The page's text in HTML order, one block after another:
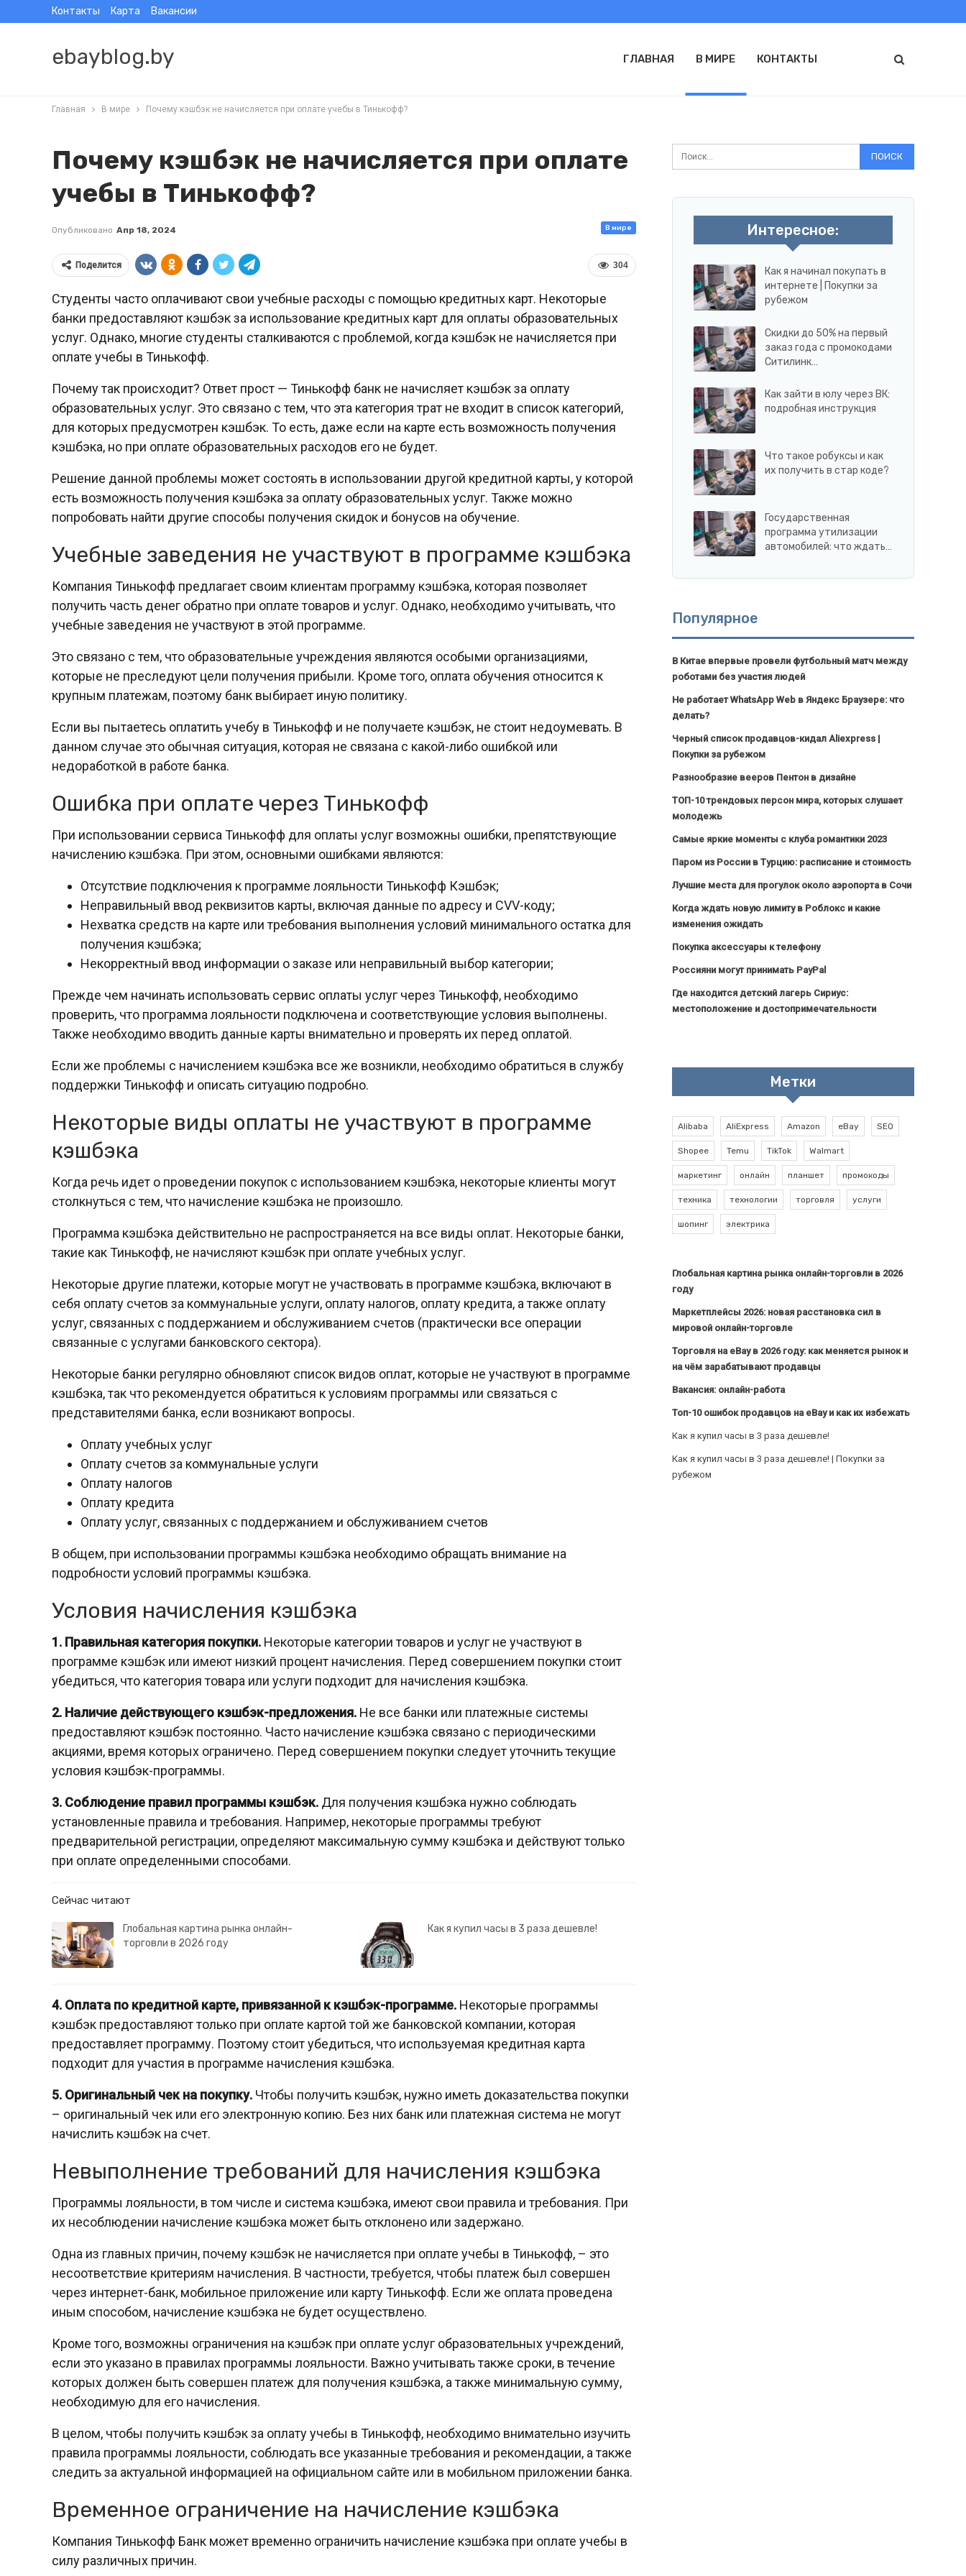
Контакты Карта Вакансии
ebayblog.by ГЛАВНАЯ В МИРЕ КОНТАКТЫ
Главная В мире Почему кэшбэк не начисляется при оплате учебы в Тинькофф?
Почему кэшбэк не начисляется при оплате
учебы в Тинькофф?
В мире
Опубликовано Апр 18, 2024
304
Поделится
Студенты часто оплачивают свои учебные расходы с помощью кредитных карт. Некоторые
банки предоставляют кэшбэк за использование кредитных карт для оплаты образовательных
услуг. Однако, многие студенты сталкиваются с проблемой, когда кэшбэк не начисляется при
оплате учебы в Тинькофф.
Почему так происходит? Ответ прост — Тинькофф банк не начисляет кэшбэк за оплату
образовательных услуг. Это связано с тем, что эта категория трат не входит в список категорий,
для которых предусмотрен кэшбэк. То есть, даже если на карте есть возможность получения
кэшбэка, но при оплате образовательных расходов его не будет.
Решение данной проблемы может состоять в использовании другой кредитной карты, у которой
есть возможность получения кэшбэка за оплату образовательных услуг. Также можно
попробовать найти другие способы получения скидок и бонусов на обучение.
Учебные заведения не участвуют в программе кэшбэка
Компания Тинькофф предлагает своим клиентам программу кэшбэка, которая позволяет
получить часть денег обратно при оплате товаров и услуг. Однако, необходимо учитывать, что
учебные заведения не участвуют в этой программе.
Это связано с тем, что образовательные учреждения являются особыми организациями,
которые не преследуют цели получения прибыли. Кроме того, оплата обучения относится к
крупным платежам, поэтому банк выбирает иную политику.
Если вы пытаетесь оплатить учебу в Тинькофф и не получаете кэшбэк, не стоит недоумевать. В
данном случае это обычная ситуация, которая не связана с какой-либо ошибкой или
недоработкой в работе банка.
Ошибка при оплате через Тинькофф
При использовании сервиса Тинькофф для оплаты услуг возможны ошибки, препятствующие
начислению кэшбэка. При этом, основными ошибками являются:
Отсутствие подключения к программе лояльности Тинькофф Кэшбэк;
Неправильный ввод реквизитов карты, включая данные по адресу и CVV-коду;
Нехватка средств на карте или требования выполнения условий минимального остатка для
получения кэшбэка;
Некорректный ввод информации о заказе или неправильный выбор категории;
Прежде чем начинать использовать сервис оплаты услуг через Тинькофф, необходимо
проверить, что программа лояльности подключена и соответствующие условия выполнены.
Также необходимо вводить данные карты внимательно и проверять их перед оплатой.
Если же проблемы с начислением кэшбэка все же возникли, необходимо обратиться в службу
поддержки Тинькофф и описать ситуацию подробно.
Некоторые виды оплаты не участвуют в программе
кэшбэка
Когда речь идет о проведении покупок с использованием кэшбэка, некоторые клиенты могут
столкнуться с тем, что начисление кэшбэка не произошло.
Программа кэшбэка действительно не распространяется на все виды оплат. Некоторые банки,
такие как Тинькофф, не начисляют кэшбэк при оплате учебных услуг.
Некоторые другие платежи, которые могут не участвовать в программе кэшбэка, включают в
себя оплату счетов за коммунальные услуги, оплату налогов, оплату кредита, а также оплату
услуг, связанных с поддержанием и обслуживанием счетов (практически все операции
связанные с услугами банковского сектора).
Некоторые банки регулярно обновляют список видов оплат, которые не участвуют в программе
кэшбэка, так что рекомендуется обратиться к условиям программы или связаться с
представителями банка, если возникают вопросы.
Оплату учебных услуг
Оплату счетов за коммунальные услуги
Оплату налогов
Оплату кредита
Оплату услуг, связанных с поддержанием и обслуживанием счетов
В общем, при использовании программы кэшбэка необходимо обращать внимание на
подробности условий программы кэшбэка.
Условия начисления кэшбэка
1. Правильная категория покупки. Некоторые категории товаров и услуг не участвуют в
программе кэшбэк или имеют низкий процент начисления. Перед совершением покупки стоит
убедиться, что категория товара или услуги подходит для начисления кэшбэка.
2. Наличие действующего кэшбэк-предложения. Не все банки или платежные системы
предоставляют кэшбэк постоянно. Часто начисление кэшбэка связано с периодическими
акциями, время которых ограничено. Перед совершением покупки следует уточнить текущие
условия кэшбэк-программы.
3. Соблюдение правил программы кэшбэк. Для получения кэшбэка нужно соблюдать
установленные правила и требования. Например, некоторые программы требуют
предварительной регистрации, определяют максимальную сумму кэшбэка и действуют только
при оплате определенными способами.
Сейчас читают
Глобальная картина рынка онлайн-
торговли в 2026 году
Как я купил часы в 3 раза дешевле!
4. Оплата по кредитной карте, привязанной к кэшбэк-программе. Некоторые программы
кэшбэк предоставляют только при оплате картой той же банковской компании, которая
предоставляет программу. Поэтому стоит убедиться, что используемая кредитная карта
подходит для участия в программе начисления кэшбэка.
5. Оригинальный чек на покупку. Чтобы получить кэшбэк, нужно иметь доказательства покупки
– оригинальный чек или его электронную копию. Без них банк или платежная система не могут
начислить кэшбэк на счет.
Невыполнение требований для начисления кэшбэка
Программы лояльности, в том числе и система кэшбэка, имеют свои правила и требования. При
их несоблюдении начисление кэшбэка может быть отклонено или задержано.
Одна из главных причин, почему кэшбэк не начисляется при оплате учебы в Тинькофф, – это
несоответствие критериям начисления. В частности, требуется, чтобы платеж был совершен
через интернет-банк, мобильное приложение или карту Тинькофф. Если же оплата проведена
иным способом, начисление кэшбэка не будет осуществлено.
Кроме того, возможны ограничения на кэшбэк при оплате услуг образовательных учреждений,
если это указано в правилах программы лояльности. Важно учитывать также сроки, в течение
которых должен быть совершен платеж для получения кэшбэка, а также минимальную сумму,
необходимую для его начисления.
В целом, чтобы получить кэшбэк за оплату учебы в Тинькофф, необходимо внимательно изучить
правила программы лояльности, соблюдать все указанные требования и рекомендации, а также
следить за актуальной информацией на официальном сайте или в мобильном приложении банка.
Временное ограничение на начисление кэшбэка
Компания Тинькофф Банк может временно ограничить начисление кэшбэка при оплате учебы в
силу различных причин.
Интересное:
Как я начинал покупать в
интернете | Покупки за
рубежом
Скидки до 50% на первый
заказ года с промокодами
Ситилинк…
Как зайти в юлу через ВК:
подробная инструкция
Что такое робуксы и как
их получить в стар коде?
Государственная
программа утилизации
автомобилей: что ждать…
Популярное
В Китае впервые провели футбольный матч между
роботами без участия людей
Не работает WhatsApp Web в Яндекс Браузере: что
делать?
Черный список продавцов-кидал Aliexpress |
Покупки за рубежом
Разнообразие вееров Пентон в дизайне
ТОП-10 трендовых персон мира, которых слушает
молодежь
Самые яркие моменты с клуба романтики 2023
Паром из России в Турцию: расписание и стоимость
Лучшие места для прогулок около аэропорта в Сочи
Когда ждать новую лимиту в Роблокс и какие
изменения ожидать
Покупка аксессуары к телефону
Россияни могут принимать PayPal
Где находится детский лагерь Сириус:
местоположение и достопримечательности
Метки
Alibaba AliExpress Amazon eBay SEO
Shopee Temu TikTok Walmart
маркетинг онлайн планшет промокоды
техника технологии торговля услуги
шопинг электрика
Глобальная картина рынка онлайн-торговли в 2026
году
Маркетплейсы 2026: новая расстановка сил в
мировой онлайн-торговле
Торговля на eBay в 2026 году: как меняется рынок и
на чём зарабатывают продавцы
Вакансия: онлайн-работа
Топ-10 ошибок продавцов на eBay и как их избежать
Как я купил часы в 3 раза дешевле!
Как я купил часы в 3 раза дешевле! | Покупки за
рубежом